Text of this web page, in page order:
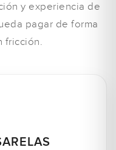
y experiencia de
pagar de forma
fricción.